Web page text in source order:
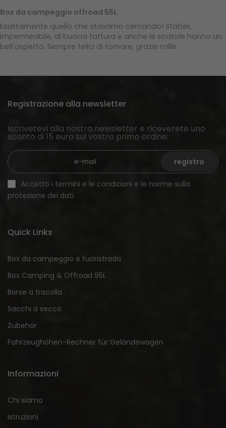
Box da campeggio offroad 55L
Esattamente quello che stavamo cercando! Stabile,
impermeabile, di buona fattura e anche le scatole hanno un
bell'aspetto. Sempre felici di tornare, grazie mille
Registrazione alla newsletter
Iscrivetevi alla nostra newsletter e riceverete uno
sconto di 15 euro sul vostro primo ordine:
registro
Accetto i termini e le condizioni e le norme sulla
protezione dei dati.
Quick Links
Box da campeggio e fuoristrada
Box Camping & Offroad 95L
Borse a tracolla
Sacchi a secco
Zubehör
Fahrzeughöhen-Rechner für Geländewagen
Informazioni
Chi siamo
Istruzioni